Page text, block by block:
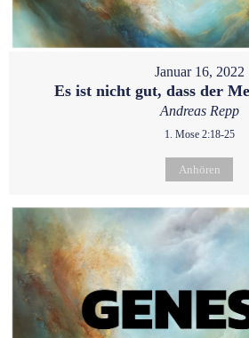
Januar 16, 2022
Es ist nicht gut, dass der
Andreas Repp
1. Mose 2:18-25
Anhören